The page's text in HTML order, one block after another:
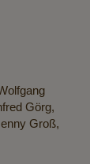
Görg,
Groß,